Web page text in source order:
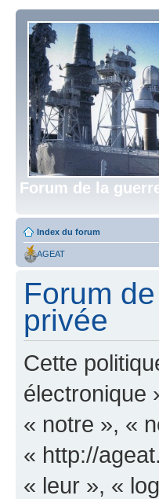
Forum de la
Index du forum
AGEAT
Forum
privée
Cette
électronique
« notre », «
« http://
« leur », «